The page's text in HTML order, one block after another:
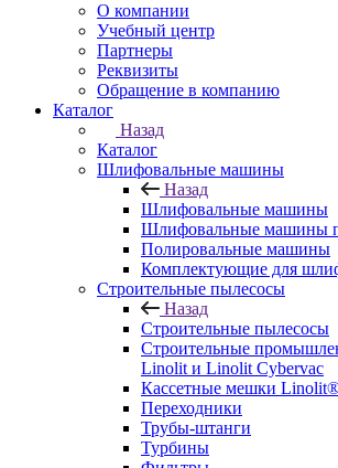
О компании
Учебный центр
Партнеры
Реквизиты
Обращение в компанию
Каталог
Назад
Каталог
Шлифовальные машины
Назад
Шлифовальные машины
Шлифовальные машины
Полировальные машины
Комплектующие для
Строительные пылесосы
Назад
Строительные пылесосы
Строительные
Linolit и Linolit Cybervac
Кассетные мешки
Переходники
Трубы-штанги
Турбины